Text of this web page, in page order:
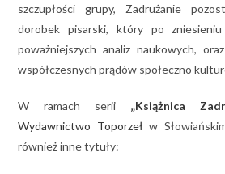
szczupłości grupy, Zadrużanie
dorobek pisarski, który po
poważniejszych analiz naukowych,
współczesnych prądów społeczno
W ramach serii „Książnica
Wydawnictwo Toporzeł w
również inne tytuły: